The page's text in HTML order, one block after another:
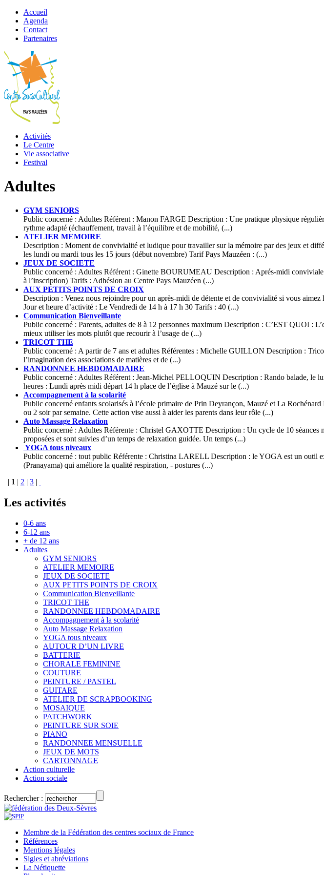
Accueil
Agenda
Contact
Partenaires
Activités
Le Centre
Vie associative
Festival
Adultes
GYM SENIORS
Public concerné : Adultes Référent : Manon FARGE Description : Une pratique physique
rythme adapté (échauffement, travail à l’équilibre et de mobilité, (...)
ATELIER MEMOIRE
Description : Moment de convivialité et ludique pour travailler sur la mémoire par des jeux et
les lundi ou mardi tous les 15 jours (début novembre) Tarif Pays Mauzéen : (...)
JEUX DE SOCIETE
Public concerné : Adultes Référent : Ginette BOURUMEAU Description : Aprés-midi
à l’inscription) Tarifs : Adhésion au Centre Pays Mauzéen (...)
AUX PETITS POINTS DE CROIX
Description : Venez nous rejoindre pour un après-midi de détente et de convivialité si vous
Jour et heure d’activité : Le Vendredi de 14 h à 17 h 30 Tarifs : 40 (...)
Communication Bienveillante
Public concerné : Parents, adultes de 8 à 12 personnes maximum Description : C’EST QUOI :
mieux utiliser les mots plutôt que recourir à l’usage de (...)
TRICOT THE
Public concerné : A partir de 7 ans et adultes Référentes : Michelle GUILLON Description :
l’imagination des associations de matières et de (...)
RANDONNEE HEBDOMADAIRE
Public concerné : Adultes Référent : Jean-Michel PELLOQUIN Description : Rando balade, le
heures : Lundi après midi départ 14 h place de l’église à Mauzé sur le (...)
Accompagnement à la scolarité
Public concerné enfants scolarisés à l’école primaire de Prin Deyrançon, Mauzé et La
ou 2 soir par semaine. Cette action vise aussi à aider les parents dans leur rôle (...)
Auto Massage Relaxation
Public concerné : Adultes Référente : Christel GAXOTTE Description : Un cycle de 10 séances
proposées et sont suivies d’un temps de relaxation guidée. Un temps (...)
YOGA tous niveaux
Public concerné : tout public Référente : Christina LARELL Description : le YOGA est un outil
(Pranayama) qui améliore la qualité respiration, - postures (...)
| 1 | 2 | 3 |
Les activités
0-6 ans
6-12 ans
+ de 12 ans
Adultes
GYM SENIORS
ATELIER MEMOIRE
JEUX DE SOCIETE
AUX PETITS POINTS DE CROIX
Communication Bienveillante
TRICOT THE
RANDONNEE HEBDOMADAIRE
Accompagnement à la scolarité
Auto Massage Relaxation
YOGA tous niveaux
AUTOUR D’UN LIVRE
BATTERIE
CHORALE FEMININE
COUTURE
PEINTURE / PASTEL
GUITARE
ATELIER DE SCRAPBOOKING
MOSAIQUE
PATCHWORK
PEINTURE SUR SOIE
PIANO
RANDONNEE MENSUELLE
JEUX DE MOTS
CARTONNAGE
Action culturelle
Action sociale
Rechercher :
Membre de la Fédération des centres sociaux de France
Références
Mentions légales
Sigles et abréviations
La Nétiquette